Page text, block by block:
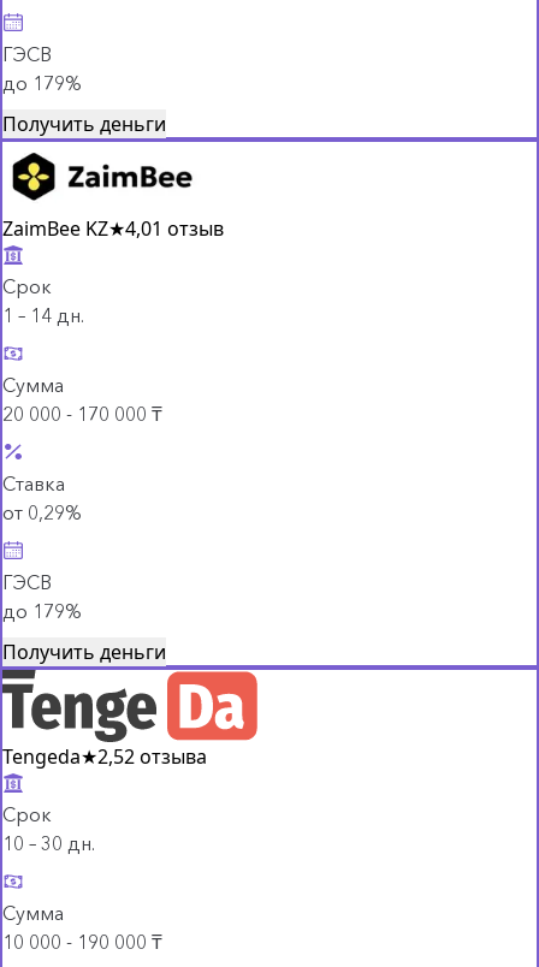
ГЭСВ
до 179%
Получить деньги
ZaimBee KZ★4,01 отзыв
Срок
1 – 14 дн.
Сумма
20 000 - 170 000 ₸
Ставка
от 0,29%
ГЭСВ
до 179%
Получить деньги
Tengeda★2,52 отзыва
Срок
10 – 30 дн.
Сумма
10 000 - 190 000 ₸